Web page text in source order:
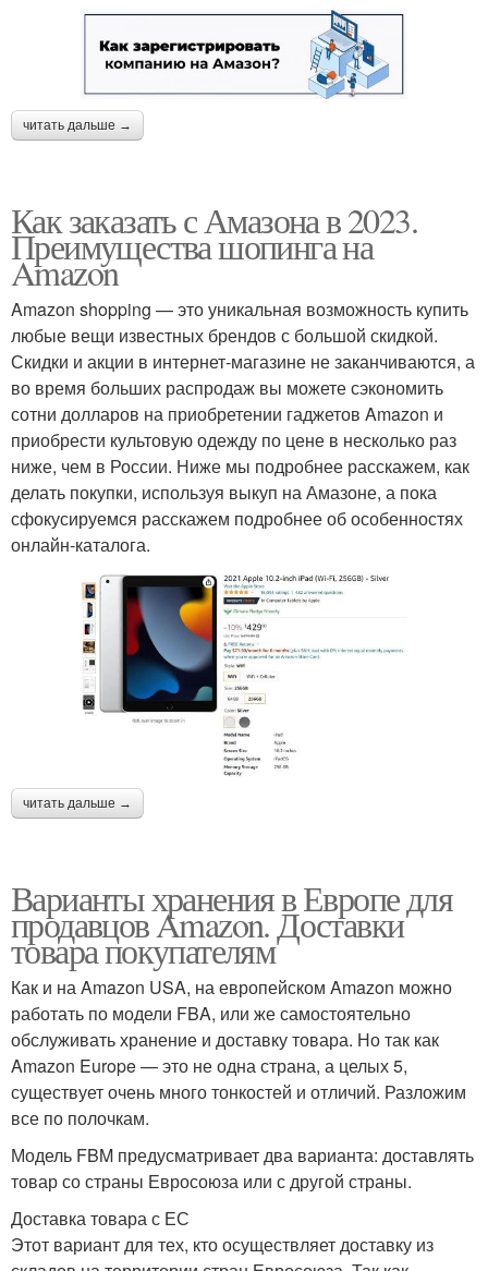
читать дальше →
Как заказать с Амазона в 2023.
Преимущества шопинга на
Amazon
Amazon shopping — это уникальная возможность купить
любые вещи известных брендов с большой скидкой.
Скидки и акции в интернет-магазине не заканчиваются, а
во время больших распродаж вы можете сэкономить
сотни долларов на приобретении гаджетов Amazon и
приобрести культовую одежду по цене в несколько раз
ниже, чем в России. Ниже мы подробнее расскажем, как
делать покупки, используя выкуп на Амазоне, а пока
сфокусируемся расскажем подробнее об особенностях
онлайн-каталога.
читать дальше →
Варианты хранения в Европе для
продавцов Amazon. Доставки
товара покупателям
Как и на Amazon USA, на европейском Amazon можно
работать по модели FBA, или же самостоятельно
обслуживать хранение и доставку товара. Но так как
Amazon Europe — это не одна страна, а целых 5,
существует очень много тонкостей и отличий. Разложим
все по полочкам.
Модель FBM предусматривает два варианта: доставлять
товар со страны Евросоюза или с другой страны.
Доставка товара с ЕС
Этот вариант для тех, кто осуществляет доставку из